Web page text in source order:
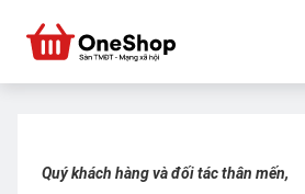
Quý khách hàng và đối tác thân mến,